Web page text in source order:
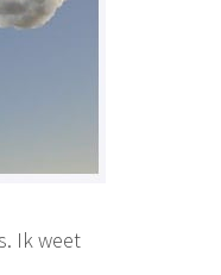
Ik weet